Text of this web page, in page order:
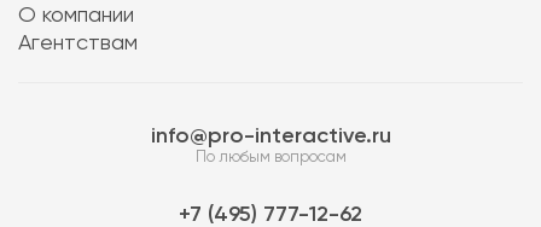
О компании
Агентствам
info@pro-interactive.ru
По любым вопросам
7 (495) 777-12-62